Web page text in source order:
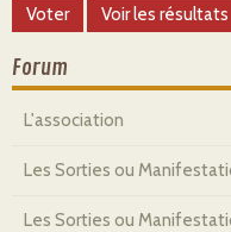
Forum
L'association
Les Sorties ou
Les Sorties ou